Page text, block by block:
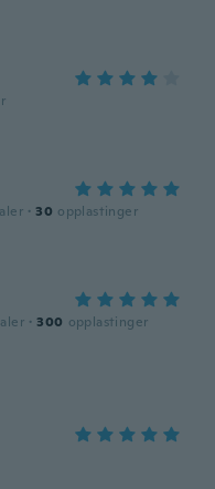
· 30 opplastinger
· 300 opplastinger